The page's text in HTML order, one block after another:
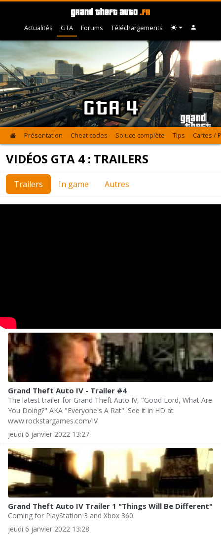
Actualités GTA Forums Téléchargements
GTA 4
Présentation Cheat codes Soluce complète Tips Cartes /
VIDÉOS GTA 4 : TRAILERS
Trailers In game Autres
Grand Theft Auto IV - Trailer #4
The latest trailer for Grand Theft Auto IV, "Good Lord, What Are
You Doing?" AKA "Everyone's A Rat". See it in HD at
www.rockstargames.com/IV
jeudi 6 janvier 2022 13:27
Grand Theft Auto IV Trailer 1 "Things Will Be Different"
Coming for PlayStation 3 and Xbox 360.
jeudi 6 janvier 2022 13:28